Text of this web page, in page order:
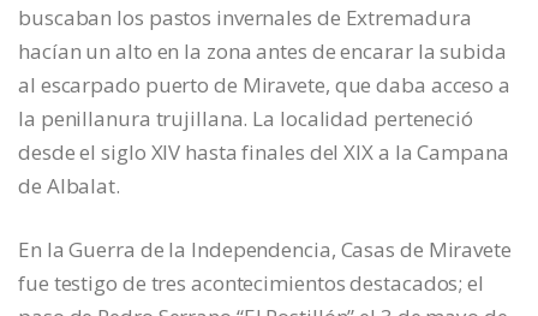
buscaban los pastos invernales de Extremadura
hacían un alto en la zona antes de encarar la subida
al escarpado puerto de Miravete, que daba acceso a
la penillanura trujillana. La localidad perteneció
desde el siglo XIV hasta finales del XIX a la Campana
de Albalat.
En la Guerra de la Independencia, Casas de Miravete
fue testigo de tres acontecimientos destacados; el